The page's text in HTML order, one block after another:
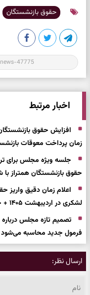
حقوق بازنشستگان
اخبار مرتبط
افزایش حقوق
زمان پرداخت معوقات
جلسه ویژه مجلس برای
حقوق بازنشستگان همتراز با
اعلام زمان دقیق واریز
لشکری در اردیبهشت ۱۴۰۵ + جدول
تصمیم تازه مجلس
فرمول جدید محاسبه می‌شود
ارسال نظر: